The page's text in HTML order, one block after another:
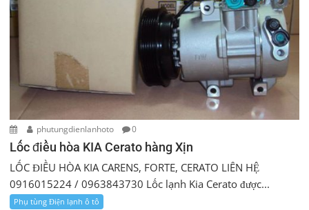
phutungdienlanhoto 0
Lốc điều hòa KIA Cerato hàng Xịn
LỐC ĐIỀU HÒA KIA CARENS, FORTE, CERATO LIÊN HỆ
0916015224 / 0963843730 Lốc lạnh Kia Cerato được...
Phụ tùng Điện lạnh ô tô